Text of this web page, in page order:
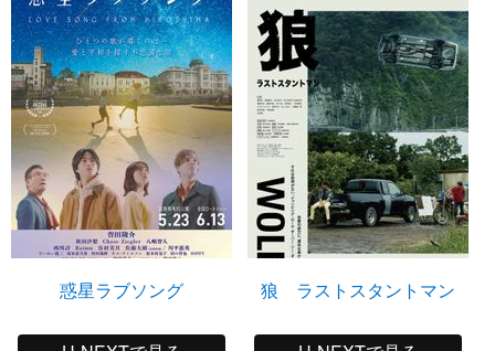
惑星ラブソング 狼 ラストスタントマン